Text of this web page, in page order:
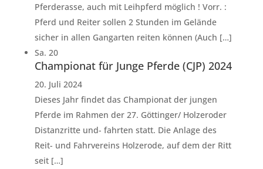
Pferderasse, auch mit Leihpferd möglich ! Vorr. :
Pferd und Reiter sollen 2 Stunden im Gelände
sicher in allen Gangarten reiten können (Auch […]
Sa. 20
Championat für Junge Pferde (CJP) 2024
20. Juli 2024
Dieses Jahr findet das Championat der jungen
Pferde im Rahmen der 27. Göttinger/ Holzeroder
Distanzritte und- fahrten statt. Die Anlage des
Reit- und Fahrvereins Holzerode, auf dem der Ritt
seit […]